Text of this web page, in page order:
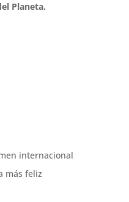
Planeta.
internacional
más feliz